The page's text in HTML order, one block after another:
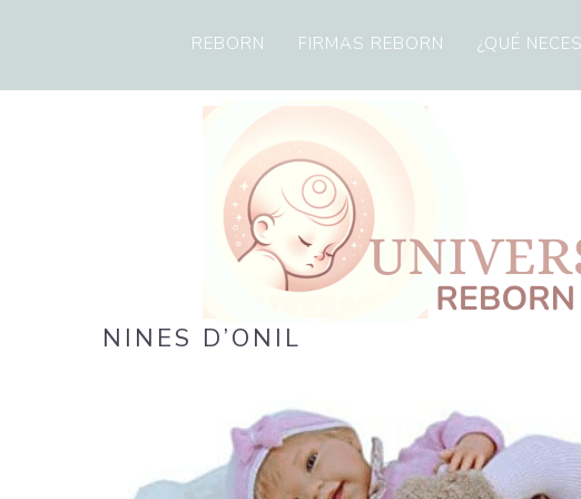
REBORN FIRMAS REBORN ¿QUÉ
REBORN UNIVERSO
reborn
NINES D’ONIL